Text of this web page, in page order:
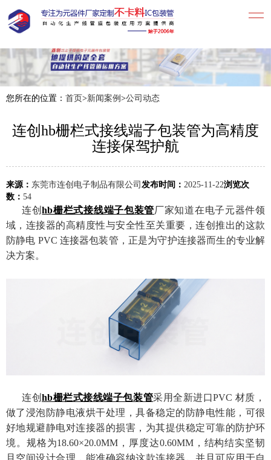
您所在的位置： 首页>新闻案例 >公司动态
连创hb栅栏式接线端子包装管为高精度
连接保驾护航
来源： 东莞市连创电子制品有限公司 发布时间： 2025-11-22浏览次
数： 54
连创hb栅栏式接线端子包装管厂家知道在电子元器件领
域，连接器的高精度性与安全性至关重要，连创推出的这款
防静电 PVC 连接器包装管，正是为守护连接器而生的专业解
决方案。
连创hb栅栏式接线端子包装管采用全新进口PVC 材质，
做了浸泡防静电液烘干处理，具备稳定的防静电性能，可很
好地规避静电对连接器的损害，为其提供稳定可靠的防护环
境。规格为18.60×20.0MM，厚度达0.60MM，结构结实坚韧
且空间设计合理，能准确容纳这款连接器。并且可应用于自